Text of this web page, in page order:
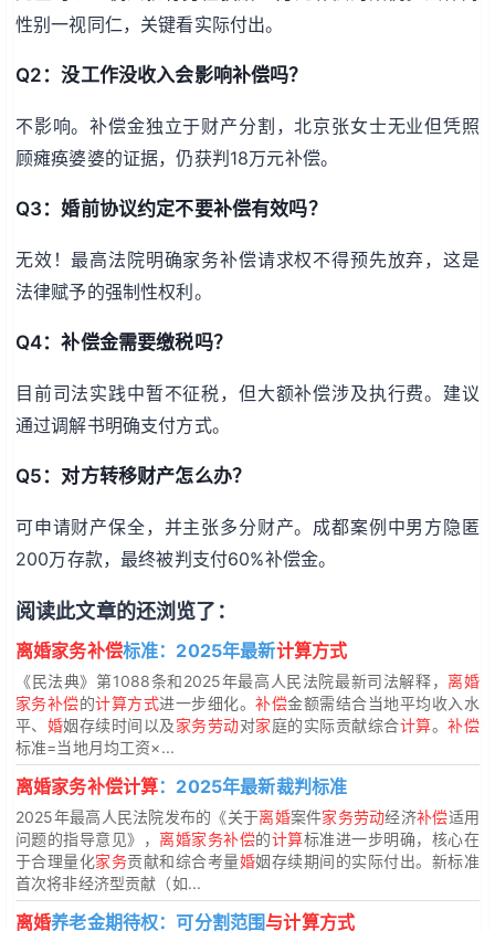
性别一视同仁，关键看实际付出。
Q2：没工作没收入会影响补偿吗？
不影响。补偿金独立于财产分割，北京张女士无业但凭照
顾瘫痪婆婆的证据，仍获判18万元补偿。
Q3：婚前协议约定不要补偿有效吗？
无效！最高法院明确家务补偿请求权不得预先放弃，这是
法律赋予的强制性权利。
Q4：补偿金需要缴税吗？
目前司法实践中暂不征税，但大额补偿涉及执行费。建议
通过调解书明确支付方式。
Q5：对方转移财产怎么办？
可申请财产保全，并主张多分财产。成都案例中男方隐匿
200万存款，最终被判支付60%补偿金。
阅读此文章的还浏览了：
离婚家务补偿标准：2025年最新计算方式
《民法典》第1088条和2025年最高人民法院最新司法解释， 离婚
家务补偿的计算方式进一步细化。补偿金额需结合当地平均收入水
平、 婚姻存续时间以及家务劳动对家庭的实际贡献综合计算。补偿
标准=当地月均工资×...
离婚家务补偿计算：2025年最新裁判标准
2025年最高人民法院发布的《关于离婚案件家务劳动经济补偿适用
问题的指导意见》， 离婚家务补偿的计算标准进一步明确，核心在
于合理量化家务贡献和综合考量婚姻存续期间的实际付出。新标准
首次将非经济型贡献（如...
离婚养老金期待权：可分割范围与计算方式